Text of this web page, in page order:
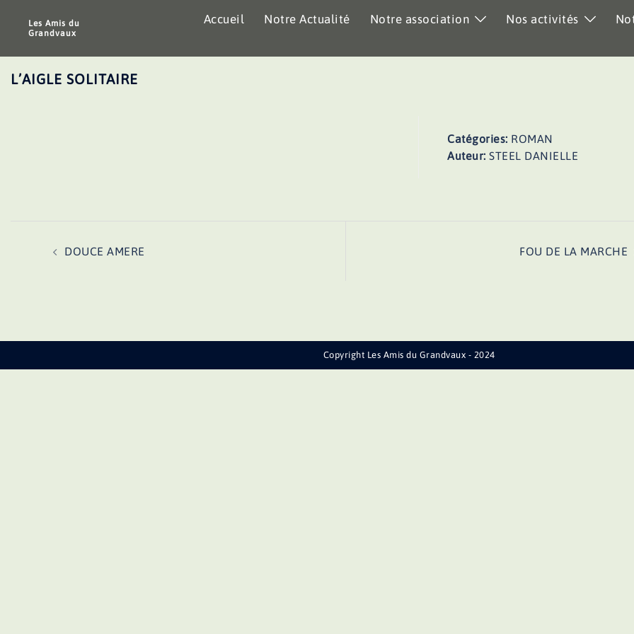
Les Amis du
Grandvaux
Accueil Notre Actualité Notre association Nos activités
L’AIGLE SOLITAIRE
Catégories: ROMAN
Auteur:STEEL DANIELLE
DOUCE AMERE FOU DE LA MARCHE
Copyright Les Amis du Grandvaux - 2024